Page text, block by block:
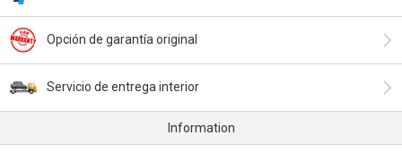
Opción de garantía original
Servicio de entrega interior
Information